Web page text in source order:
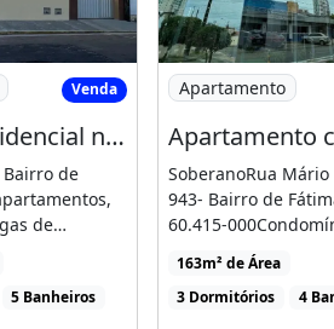
Residencial no Bairro de Fátima
Venda
Prédio Residencial no Bairro de Fátima com 9 Apartamentos e Escritório
de
de
[...]
5 Banheiros
Imagem:
Apartamento
SoberanoRua
943- Bairro de
60.415-
Soberano, onde
requinte [...]
163m² de Área
3 Dormitórios
4